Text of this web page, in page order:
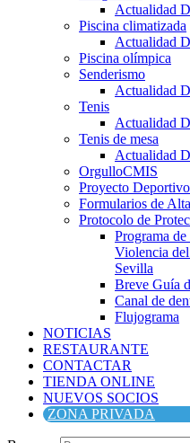
Actualidad
Piscina climatizada
Actualidad
Piscina olímpica
Senderismo
Actualidad
Tenis
Actualidad
Tenis de mesa
Actualidad
OrgulloCMIS
Proyecto
Formularios de
Protocolo de
Programa
Violencia
Sevilla
Breve Guía
Canal de
Flujograma
NOTICIAS
RESTAURANTE
CONTACTAR
TIENDA ONLINE
NUEVOS SOCIOS
ZONA PRIVADA